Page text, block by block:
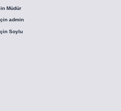
Müdür
admin
Soylu